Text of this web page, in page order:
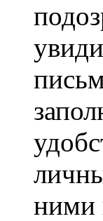
ними